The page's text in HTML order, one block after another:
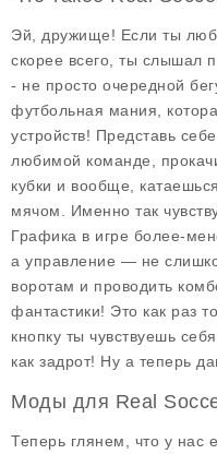
Эй, дружище! Если ты
скорее всего, ты слышал
- не просто очередной
футбольная мания,
устройств! Представь
любимой команде,
кубки и вообще,
мячом. Именно так
Графика в игре более-
а управление — не
воротам и проводить
фантастики! Это как раз
кнопку ты чувствуешь
как задрот! Ну а теперь
Моды для Real
Теперь глянем, что у нас